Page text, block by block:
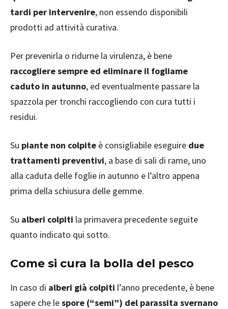
tardi per intervenire, non essendo disponibili
prodotti ad attività curativa.
Per prevenirla o ridurne la virulenza, è bene
raccogliere sempre ed eliminare il fogliame
caduto in autunno, ed eventualmente passare la
spazzola per tronchi raccogliendo con cura tutti i
residui.
Su piante non colpite è consigliabile eseguire due
trattamenti preventivi, a base di sali di rame, uno
alla caduta delle foglie in autunno e l’altro appena
prima della schiusura delle gemme.
Su alberi colpiti la primavera precedente seguite
quanto indicato qui sotto.
Come si cura la bolla del pesco
In caso di alberi già colpiti l’anno precedente, è bene
sapere che lespore (“semi”) del parassita svernano